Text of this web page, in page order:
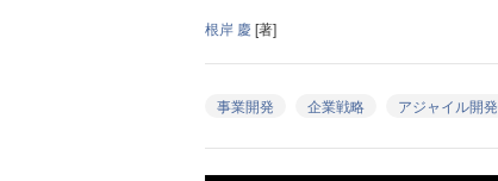
根岸 慶 [著]
事業開発 企業戦略 アジャイル開発